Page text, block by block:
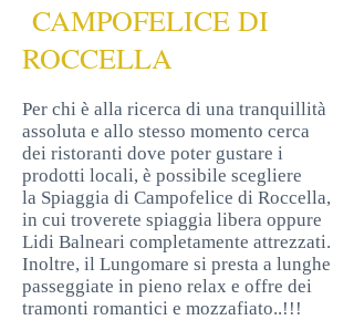
CAMPOFELICE DI
ROCCELLA
Per chi è alla ricerca di una tranquillità
assoluta e allo stesso momento cerca
dei ristoranti dove poter gustare i
prodotti locali, è possibile scegliere
la Spiaggia di Campofelice di Roccella,
in cui troverete spiaggia libera oppure
Lidi Balneari completamente attrezzati.
Inoltre, il Lungomare si presta a lunghe
passeggiate in pieno relax e offre dei
tramonti romantici e mozzafiato..!!!